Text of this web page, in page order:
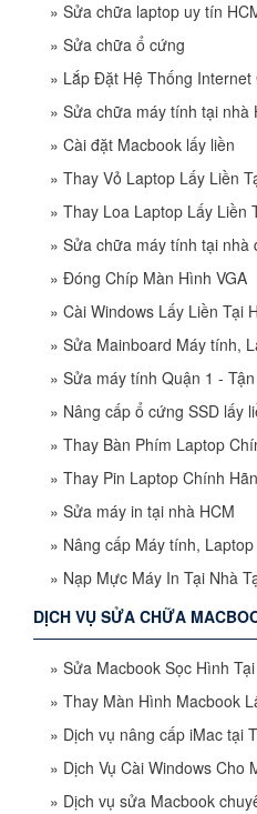
» Sửa chữa laptop uy tín
» Sửa chữa ổ cứng
» Lắp Đặt Hệ Thống Internet
» Sửa chữa máy tính tại nhà
» Cài đặt Macbook lấy liền
» Thay Vỏ Laptop Lấy Liền
» Thay Loa Laptop Lấy Liền
» Sửa chữa máy tính tại nhà
» Đóng Chíp Màn Hình VGA
» Cài Windows Lấy Liền Tại
» Sửa Mainboard Máy tính,
» Sửa máy tính Quận 1 -
» Nâng cấp ổ cứng SSD lấy
» Thay Bàn Phím Laptop
» Thay Pin Laptop Chính
» Sửa máy in tại nhà HCM
» Nâng cấp Máy tính, Laptop
» Nạp Mực Máy In Tại Nhà
DỊCH VỤ SỬA CHỮA
» Sửa Macbook Sọc Hình
» Thay Màn Hình Macbook
» Dịch vụ nâng cấp iMac tại
» Dịch Vụ Cài Windows Cho
» Dịch vụ sửa Macbook